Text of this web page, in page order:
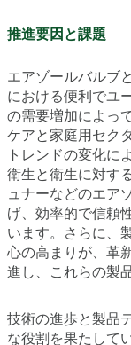
推進要因と課題
エアゾールバルブ
における便利でユ
の需要増加によっ
ケアと家庭用セク
トレンドの変化に
衛生と衛生に対す
ュナーなどのエア
げ、効率的で信頼
います。さらに、
心の高まりが、革
進し、これらの製
技術の進歩と製品
な役割を果たして